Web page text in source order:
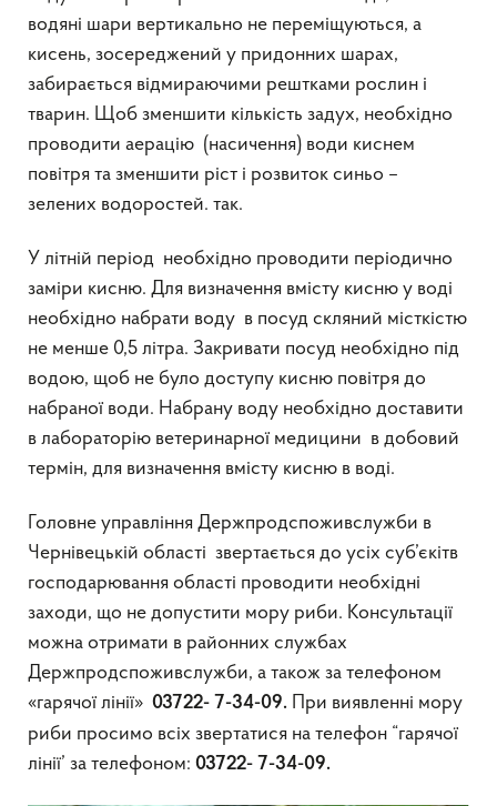
водяні шари вертикально не переміщуються, а
кисень, зосереджений у придонних шарах,
забирається відмираючими рештками рослин і
тварин. Щоб зменшити кількість задух, необхідно
проводити аерацію (насичення) води киснем
повітря та зменшити ріст і розвиток синьо –
зелених водоростей. так.
У літній період необхідно проводити періодично
заміри кисню. Для визначення вмісту кисню у воді
необхідно набрати воду в посуд скляний місткістю
не менше 0,5 літра. Закривати посуд необхідно під
водою, щоб не було доступу кисню повітря до
набраної води. Набрану воду необхідно доставити
в лабораторію ветеринарної медицини в добовий
термін, для визначення вмісту кисню в воді.
Головне управління Держпродспоживслужби в
Чернівецькій області звертається до усіх суб’єкітв
господарювання області проводити необхідні
заходи, що не допустити мору риби. Консультації
можна отримати в районних службах
Держпродспоживслужби, а також за телефоном
«гарячої лінії» 03722- 7-34-09. При виявленні мору
риби просимо всіх звертатися на телефон “гарячої
лінії’ за телефоном: 03722- 7-34-09.